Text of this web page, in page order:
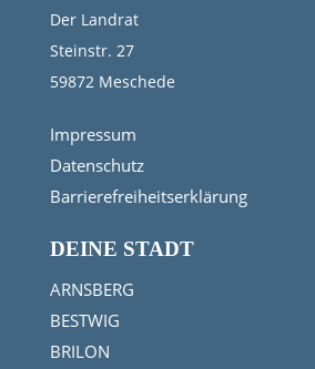
Der Landrat
Steinstr. 27
59872 Meschede
Impressum
Datenschutz
Barrierefreiheitserklärung
DEINE STADT
ARNSBERG
BESTWIG
BRILON